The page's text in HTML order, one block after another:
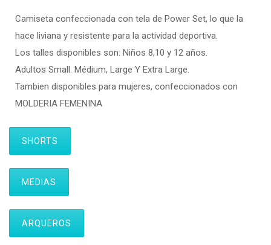
Camiseta confeccionada con tela de Power Set, lo que la
hace liviana y resistente para la actividad deportiva.
Los talles disponibles son: Niños 8,10 y 12 años.
Adultos Small. Médium, Large Y Extra Large.
Tambien disponibles para mujeres, confeccionados con
MOLDERIA FEMENINA
SHORTS
MEDIAS
ARQUEROS